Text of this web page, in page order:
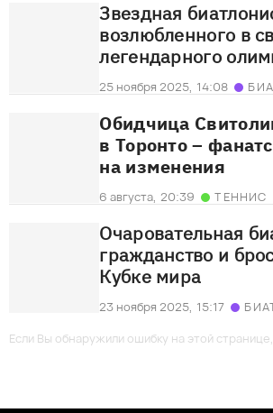
Звездная
возлюбленного в
легендарного
25 ноября 2025, 14:08
Обидчица
в Торонто –
на изменения
6 августа, 20:39 ТЕННИС
Очаровательная
гражданство и
Кубке мира
23 ноября 2025, 15:17
Если Вы обнаружили ошибку на этой